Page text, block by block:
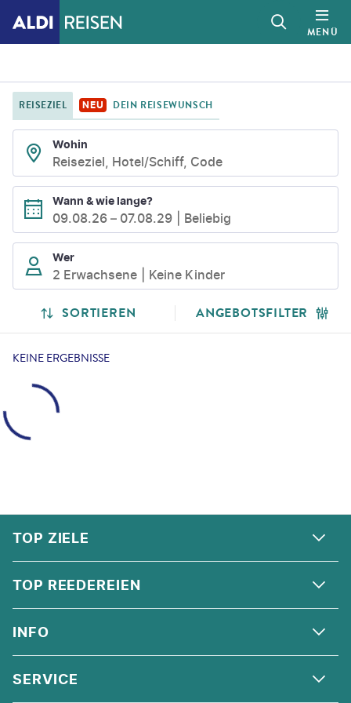
MENÜ
REISEZIEL NEU DEIN REISEWUNSCH
Wohin
Reiseziel, Hotel/Schiff, Code
Wann & wie lange?
09.08.26 – 07.08.29 Beliebig
Wer
2 Erwachsene Keine Kinder
SUCHLISTENSEITE
SUCHERGEBNISSE
SORTIEREN ANGEBOTSFILTER
KEINE ERGEBNISSE
TOP ZIELE
ALPEN
ANDALUSIEN
ORIENT
TOP REEDEREIEN
COSTA KREUZFAHRTEN
MSC CRUISES
INFO
ÜBER UNS
SERVICE